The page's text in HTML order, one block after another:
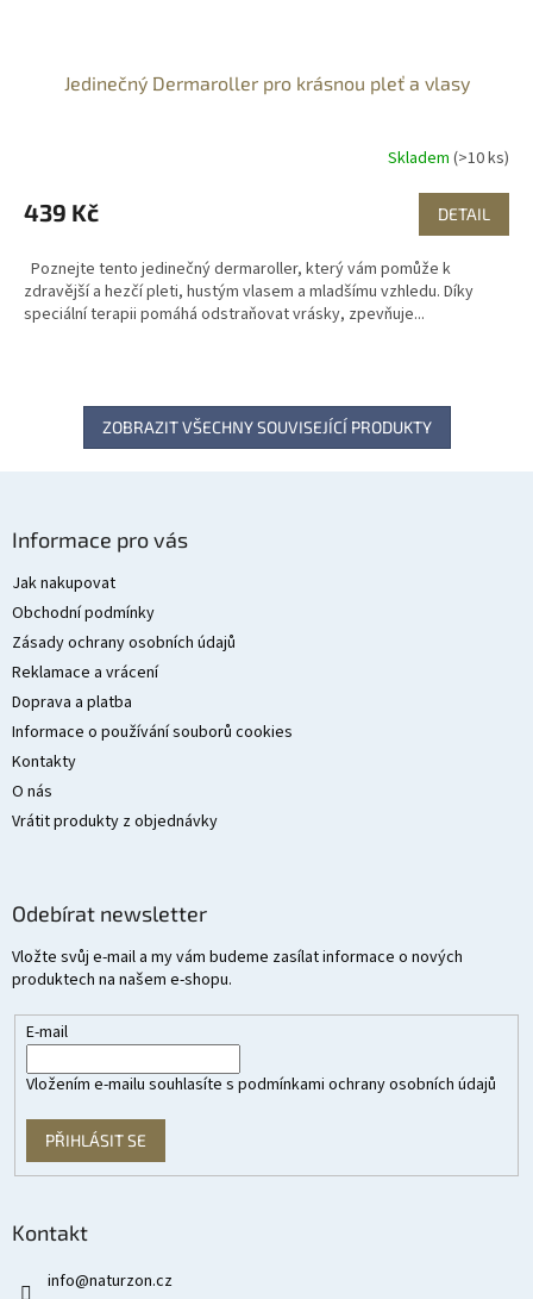
Jedinečný Dermaroller pro krásnou pleť a vlasy
Skladem (>10 ks)
439 Kč DETAIL
Poznejte tento jedinečný dermaroller, který vám pomůže k
zdravější a hezčí pleti, hustým vlasem a mladšímu vzhledu. Díky
speciální terapii pomáhá odstraňovat vrásky, zpevňuje...
ZOBRAZIT VŠECHNY SOUVISEJÍCÍ PRODUKTY
Informace pro vás
Jak nakupovat
Obchodní podmínky
Zásady ochrany osobních údajů
Reklamace a vrácení
Doprava a platba
Informace o používání souborů cookies
Kontakty
O nás
Vrátit produkty z objednávky
Odebírat newsletter
Vložte svůj e-mail a my vám budeme zasílat informace o nových
produktech na našem e-shopu.
E-mail
Vložením e-mailu souhlasíte s podmínkami ochrany osobních údajů
PŘIHLÁSIT SE
Kontakt
info@naturzon.cz